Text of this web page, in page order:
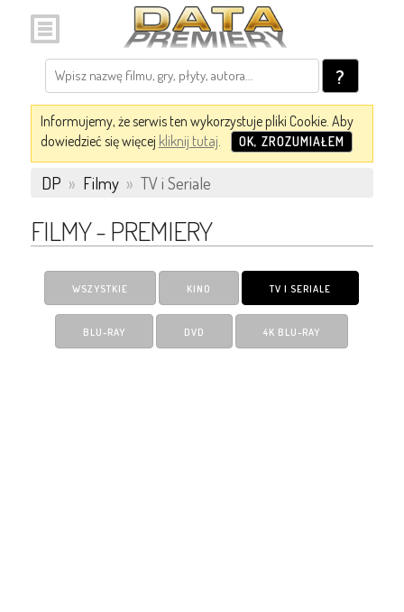
?
Informujemy, że serwis ten wykorzystuje pliki Cookie. Aby
dowiedzieć się więcej kliknij tutaj. OK, ZROZUMIAŁEM
DP » Filmy » TV i Seriale
FILMY - PREMIERY
WSZYSTKIE KINO TV I SERIALE
BLU-RAY DVD 4K BLU-RAY